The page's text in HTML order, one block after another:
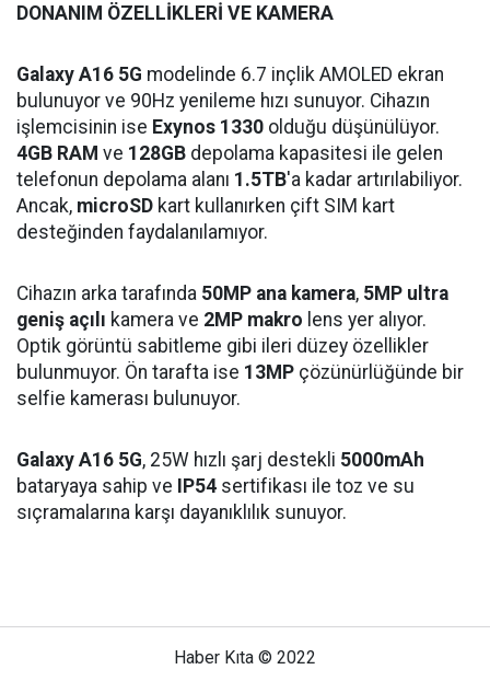
DONANIM ÖZELLİKLERİ VE KAMERA
Galaxy A16 5G modelinde 6.7 inçlik AMOLED ekran
bulunuyor ve 90Hz yenileme hızı sunuyor. Cihazın
işlemcisinin ise Exynos 1330 olduğu düşünülüyor.
4GB RAM ve 128GB depolama kapasitesi ile gelen
telefonun depolama alanı 1.5TB'a kadar artırılabiliyor.
Ancak, microSD kart kullanırken çift SIM kart
desteğinden faydalanılamıyor.
Cihazın arka tarafında 50MP ana kamera, 5MP ultra
geniş açılı kamera ve 2MP makro lens yer alıyor.
Optik görüntü sabitleme gibi ileri düzey özellikler
bulunmuyor. Ön tarafta ise 13MP çözünürlüğünde bir
selfie kamerası bulunuyor.
Galaxy A16 5G, 25W hızlı şarj destekli 5000mAh
bataryaya sahip ve IP54 sertifikası ile toz ve su
sıçramalarına karşı dayanıklılık sunuyor.
Haber Kıta © 2022